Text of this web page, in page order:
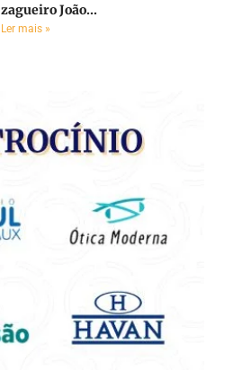
zagueiro João...
Ler mais »